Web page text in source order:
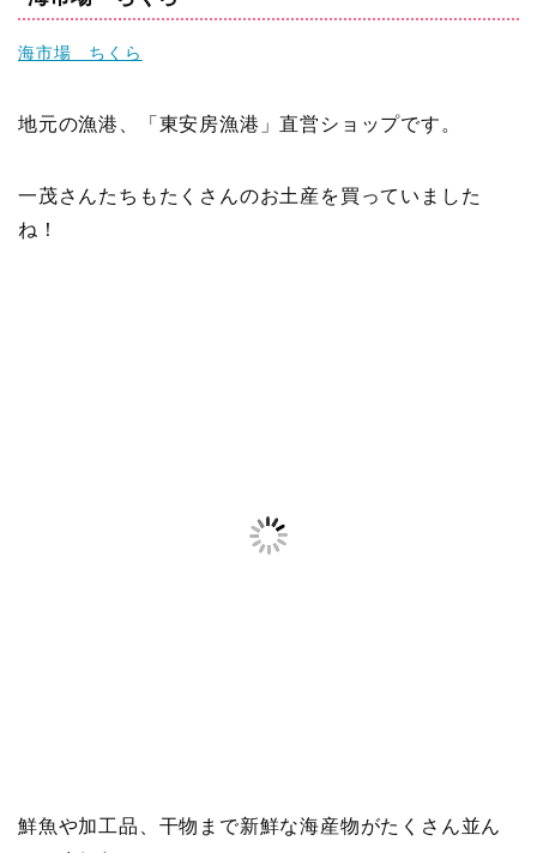
海市場 ちくら
地元の漁港、「東安房漁港」直営ショップです。
一茂さんたちもたくさんのお土産を買っていました
ね！
鮮魚や加工品、干物まで新鮮な海産物がたくさん並ん